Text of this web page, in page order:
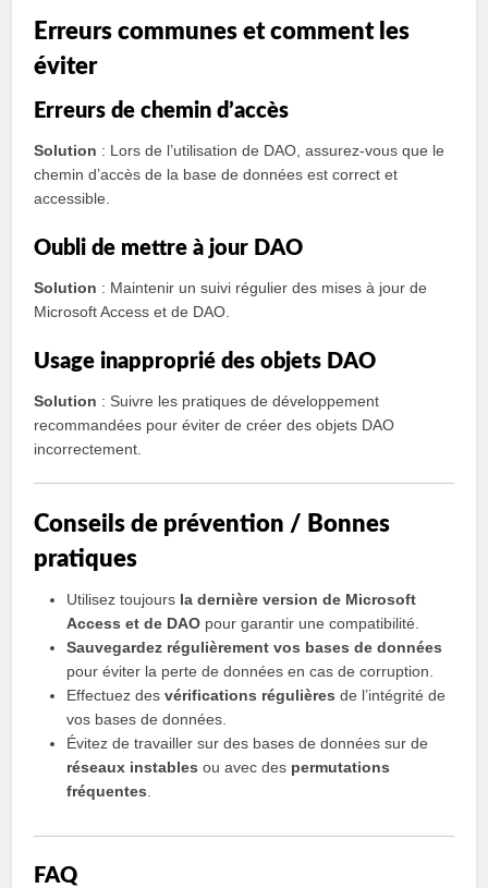
Erreurs communes et comment les
éviter
Erreurs de chemin d’accès
Solution : Lors de l’utilisation de DAO, assurez-vous que le
chemin d’accès de la base de données est correct et
accessible.
Oubli de mettre à jour DAO
Solution : Maintenir un suivi régulier des mises à jour de
Microsoft Access et de DAO.
Usage inapproprié des objets DAO
Solution : Suivre les pratiques de développement
recommandées pour éviter de créer des objets DAO
incorrectement.
Conseils de prévention / Bonnes
pratiques
Utilisez toujours la dernière version de Microsoft
Access et de DAO pour garantir une compatibilité.
Sauvegardez régulièrement vos bases de données
pour éviter la perte de données en cas de corruption.
Effectuez desvérifications régulières de l’intégrité de
vos bases de données.
Évitez de travailler sur des bases de données sur de
réseaux instables ou avec des permutations
fréquentes
FAQ